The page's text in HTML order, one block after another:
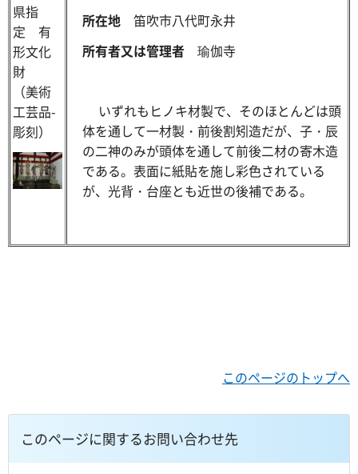
県指
定 有
形文化
財
（美術
工芸品-
彫刻）
所在地 笛吹市八代町永井
所有者又は管理者 瑜伽寺
いずれもヒノキ材製で、そのほとんどは頭
体を通して一材製・前後割矧造だが、子・辰
の二神のみが頭体を通して前後二材の寄木造
である。表面に紙貼を施し彩色されている
が、光背・台座とも近世の後補である。
このページのトップへ
このページに関するお問い合わせ先